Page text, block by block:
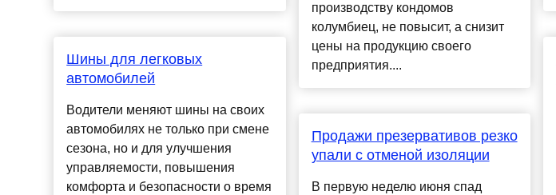
Шины для легковых
автомобилей
Водители меняют шины на своих
автомобилях не только при смене
сезона, но и для улучшения
управляемости, повышения
комфорта и безопасности о время
производству кондомов
колумбиец, не повысит, а снизит
цены на продукцию своего
предприятия....
Продажи презервативов резко
упали с отменой изоляции
В первую неделю июня спад